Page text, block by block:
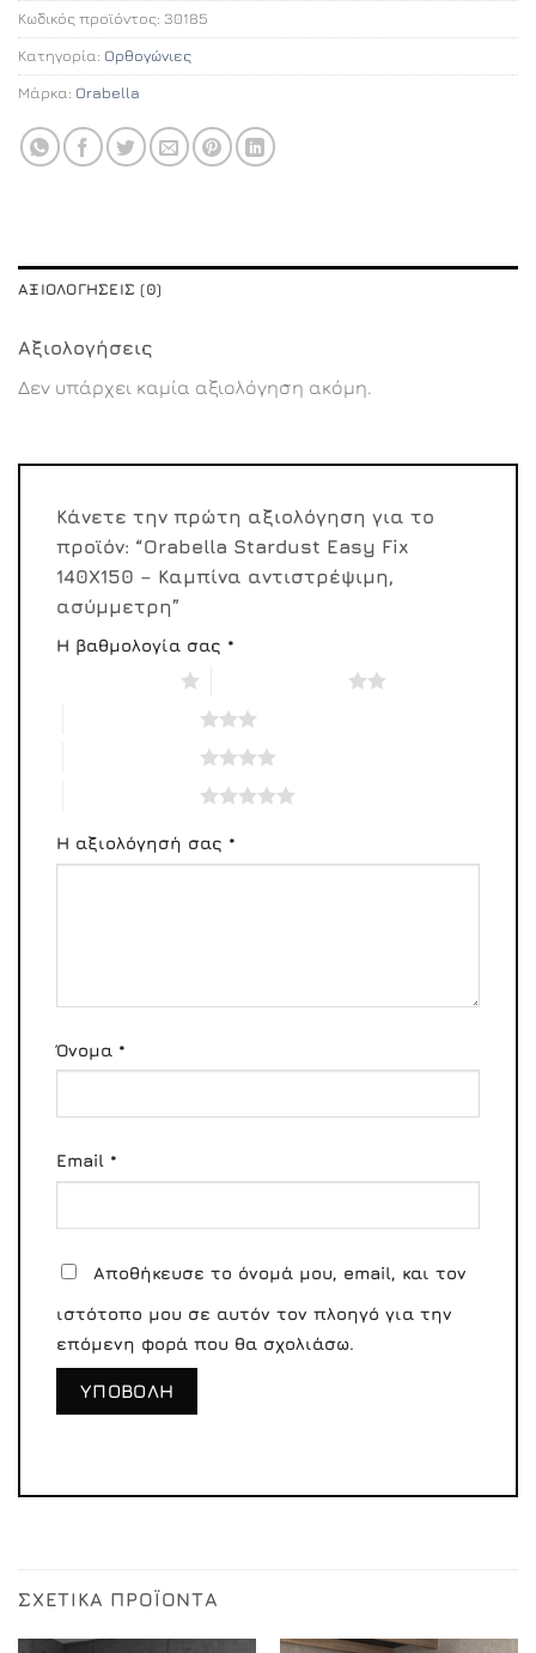
Κωδικός προϊόντος: 30185
Κατηγορία: Ορθογώνιες
Μάρκα: Orabella
ΑΞΙΟΛΟΓΉΣΕΙΣ (0)
Αξιολογήσεις
Δεν υπάρχει καμία αξιολόγηση ακόμη.
Κάνετε την πρώτη αξιολόγηση για το
προϊόν: “Orabella Stardust Easy Fix
140X150 – Καμπίνα αντιστρέψιμη,
ασύμμετρη”
Η βαθμολογία σας *
Η αξιολόγησή σας *
Όνομα *
Email *
Αποθήκευσε το όνομά μου, email, και τον
ιστότοπο μου σε αυτόν τον πλοηγό για την
επόμενη φορά που θα σχολιάσω.
ΣΧΕΤΙΚΆ ΠΡΟΪΌΝΤΑ